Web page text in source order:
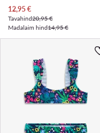
Praegune hind
12,95€
Tavahind20,95 €
Madalaim hind14,95 €